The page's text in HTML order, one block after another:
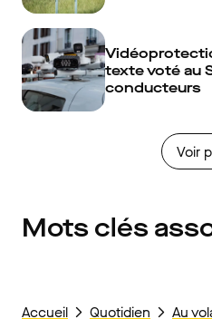
texte voté au
conducteurs
Voir
Mots clés
Accueil Quotidien Au